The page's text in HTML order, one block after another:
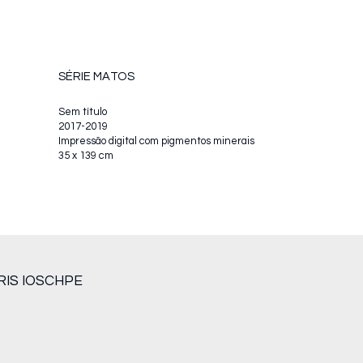
SÉRIE MATOS
Sem título
2017-2019
Impressão digital com pigmentos minerais
35 x 139 cm
IOSCHPE